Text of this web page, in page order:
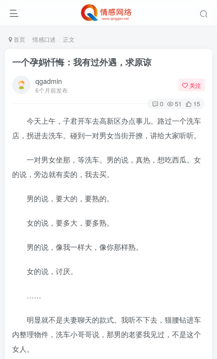
首页 情感口述 正文
一个孕妈忏悔：我有过外遇，求原谅
qgadmin
6个月前发布
关注
0 51 15
今天上午，子君开车去高新区办点事儿。路过一个洗车
店，拐进去洗车。碰到一对男女当街开撩，讲给大家听听。
一对男女坐那，等洗车。男的说，真热，想吃西瓜。女
的说，旁边就有卖的，我去买。
男的说，要大的，要熟的。
女的说，要多大，要多熟。
男的说，像我一样大，像你那样熟。
女的说，讨厌。
……
明显就不是夫妻聊天的款式。我听不下去，猫腰钻进车
内整理物件，洗车小哥哥说，那男的老婆我见过，不是这个
女人。